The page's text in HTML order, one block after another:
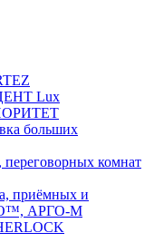
Lux
больших
переговорных комнат
приёмных и
АРГО-М